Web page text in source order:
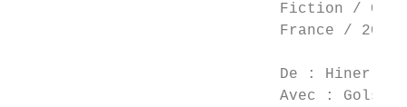
Fiction /
France /
De : Hiner
Avec :